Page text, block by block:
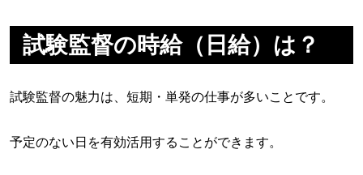
試験監督の時給（日給）は？
試験監督の魅力は、短期・単発の仕事が多いことです。
予定のない日を有効活用することができます。